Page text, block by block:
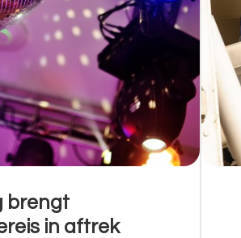
brengt
in aftrek